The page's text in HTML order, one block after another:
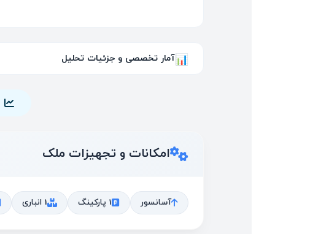
📊 آمار تخصصی و جزئیات تحلیل
امکانات و تجهیزات ملک
آسانسور 1 پارکینگ 1 انباری